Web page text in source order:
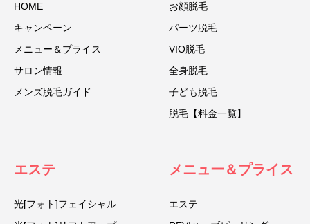
HOME
キャンペーン
メニュー＆プライス
サロン情報
メンズ脱毛ガイド
お顔脱毛
パーツ脱毛
VIO脱毛
全身脱毛
子ども脱毛
脱毛【料金一覧】
エステ
光[フォト]フェイシャル
メニュー＆プライス
エステ